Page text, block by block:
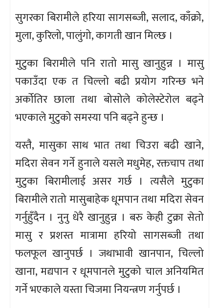
सुगरका बिरामीले हरिया सागसब्जी, सलाद, काँक्रो,
मुला, कुरिलो, पालुंगो, कागती खान मिल्छ ।
मुटुका बिरामीले पनि रातो मासु खानुहुन्न । मासु
पकाउँदा एक त चिल्लो बढी प्रयोग गरिन्छ भने
अर्कोतिर छाला तथा बोसोले कोलेस्टेरोल बढ्ने
भएकाले मुटुको समस्या पनि बढ्ने हुन्छ ।
यस्तै, मासुका साथ भात तथा चिउरा बढी खाने,
मदिरा सेवन गर्ने हुनाले यसले मधुमेह, रक्तचाप तथा
मुटुका बिरामीलाई असर गर्छ । त्यसैले मुटुका
बिरामीले रातो मासुबाहेक धूमपान तथा मदिरा सेवन
गर्नुहुँदैन । नुनु धेरै खानुहुन्न । बरु केही टुक्रा सेतो
मासु र प्रशस्त मात्रामा हरियो सागसब्जी तथा
फलफूल खानुपर्छ । जथाभावी खानपान, चिल्लो
खाना, मद्यपान र धूमपानले मुटुको चाल अनियमित
गर्ने भएकाले यस्ता चिजमा नियन्त्रण गर्नुपर्छ ।